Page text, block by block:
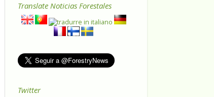
Translate Noticias Forestales
Twitter